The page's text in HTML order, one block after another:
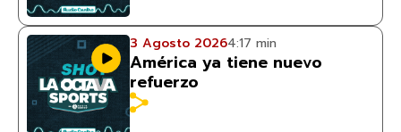
3 Agosto 20264:17 min
América ya tiene nuevo
refuerzo